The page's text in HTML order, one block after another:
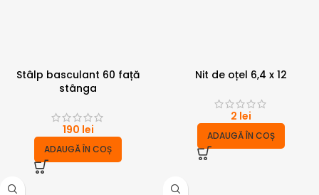
Stâlp basculant 60 față
stânga
190 lei
ADAUGĂ ÎN COȘ
Nit de oțel 6,4 x 12
2 lei
ADAUGĂ ÎN COȘ